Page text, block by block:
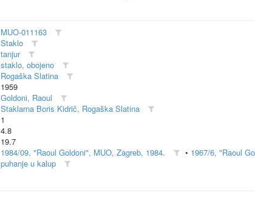
MUO-011163
Staklo
tanjur
staklo, obojeno
Rogaška Slatina
1959
Goldoni, Raoul
Staklarna Boris Kidrič, Rogaška Slatina
1
4.8
19.7
1984/09, "Raoul Goldoni", MUO, Zagreb, 1984. • 1967/6, "Raoul
puhanje u kalup